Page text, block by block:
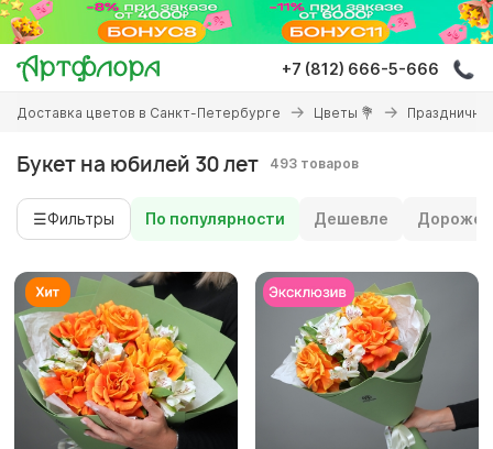
Перейти
основному
содержанию
+7 (812) 666-5-666
Вы
здесь
Доставка цветов в Санкт-Петербурге Цветы 💐
Букет на юбилей 30 лет 493 товаров
☰Фильтры По популярности Дешевле Дороже